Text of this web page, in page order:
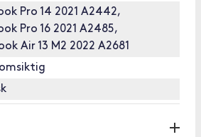
Pro 14 2021 A2442,
Pro 16 2021 A2485,
Air 13 M2 2022 A2681